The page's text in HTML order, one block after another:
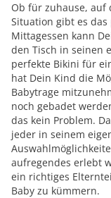
Ob für zuhause, auf
Situation gibt es
Mittagessen kann
den Tisch in seinen
perfekte Bikini für
hat Dein Kind die
Babytrage
noch gebadet
das kein Problem.
jeder in seinem
aufregendes erlebt
ein richtiges
Baby zu kümmern.